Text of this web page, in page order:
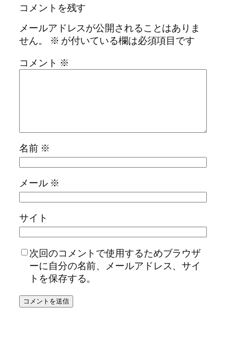
コメントを残す
メールアドレスが公開されることはありま
せん。
※ が付いている欄は必須項目です
コメント ※
名前 ※
メール ※
サイト
次回のコメントで使用するためブラウザ
ーに自分の名前、メールアドレス、サイ
トを保存する。